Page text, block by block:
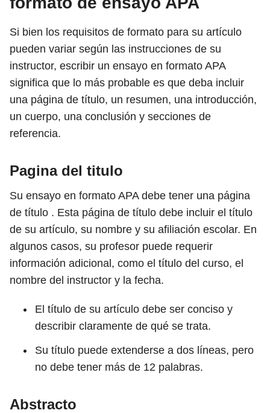
Si bien los requisitos de formato para su artículo
pueden variar según las instrucciones de su
instructor, escribir un ensayo en formato APA
significa que lo más probable es que deba incluir
una página de título, un resumen, una introducción,
un cuerpo, una conclusión y secciones de
referencia.
Pagina del titulo
Su ensayo en formato APA debe tener una página
de título . Esta página de título debe incluir el título
de su artículo, su nombre y su afiliación escolar. En
algunos casos, su profesor puede requerir
información adicional, como el título del curso, el
nombre del instructor y la fecha.
El título de su artículo debe ser conciso y
describir claramente de qué se trata.
Su título puede extenderse a dos líneas, pero
no debe tener más de 12 palabras.
Abstracto